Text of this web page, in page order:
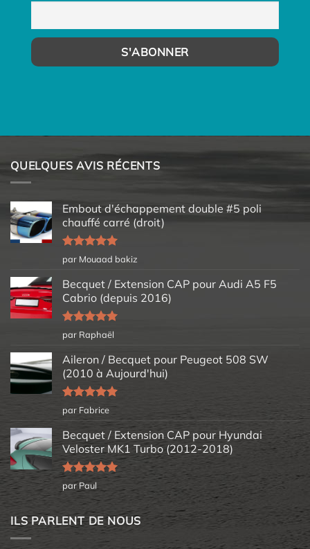
QUELQUES AVIS RÉCENTS
Embout d'échappement double #5 poli
chauffé carré (droit)
Note5sur
5
par Mouaad bakiz
Becquet / Extension CAP pour Audi A5 F5
Cabrio (depuis 2016)
Note5sur
5
par Raphaël
Aileron / Becquet pour Peugeot 508 SW
(2010 à Aujourd'hui)
Note5sur
5
par Fabrice
Becquet / Extension CAP pour Hyundai
Veloster MK1 Turbo (2012-2018)
Note5sur
5
par Paul
ILS PARLENT DE NOUS